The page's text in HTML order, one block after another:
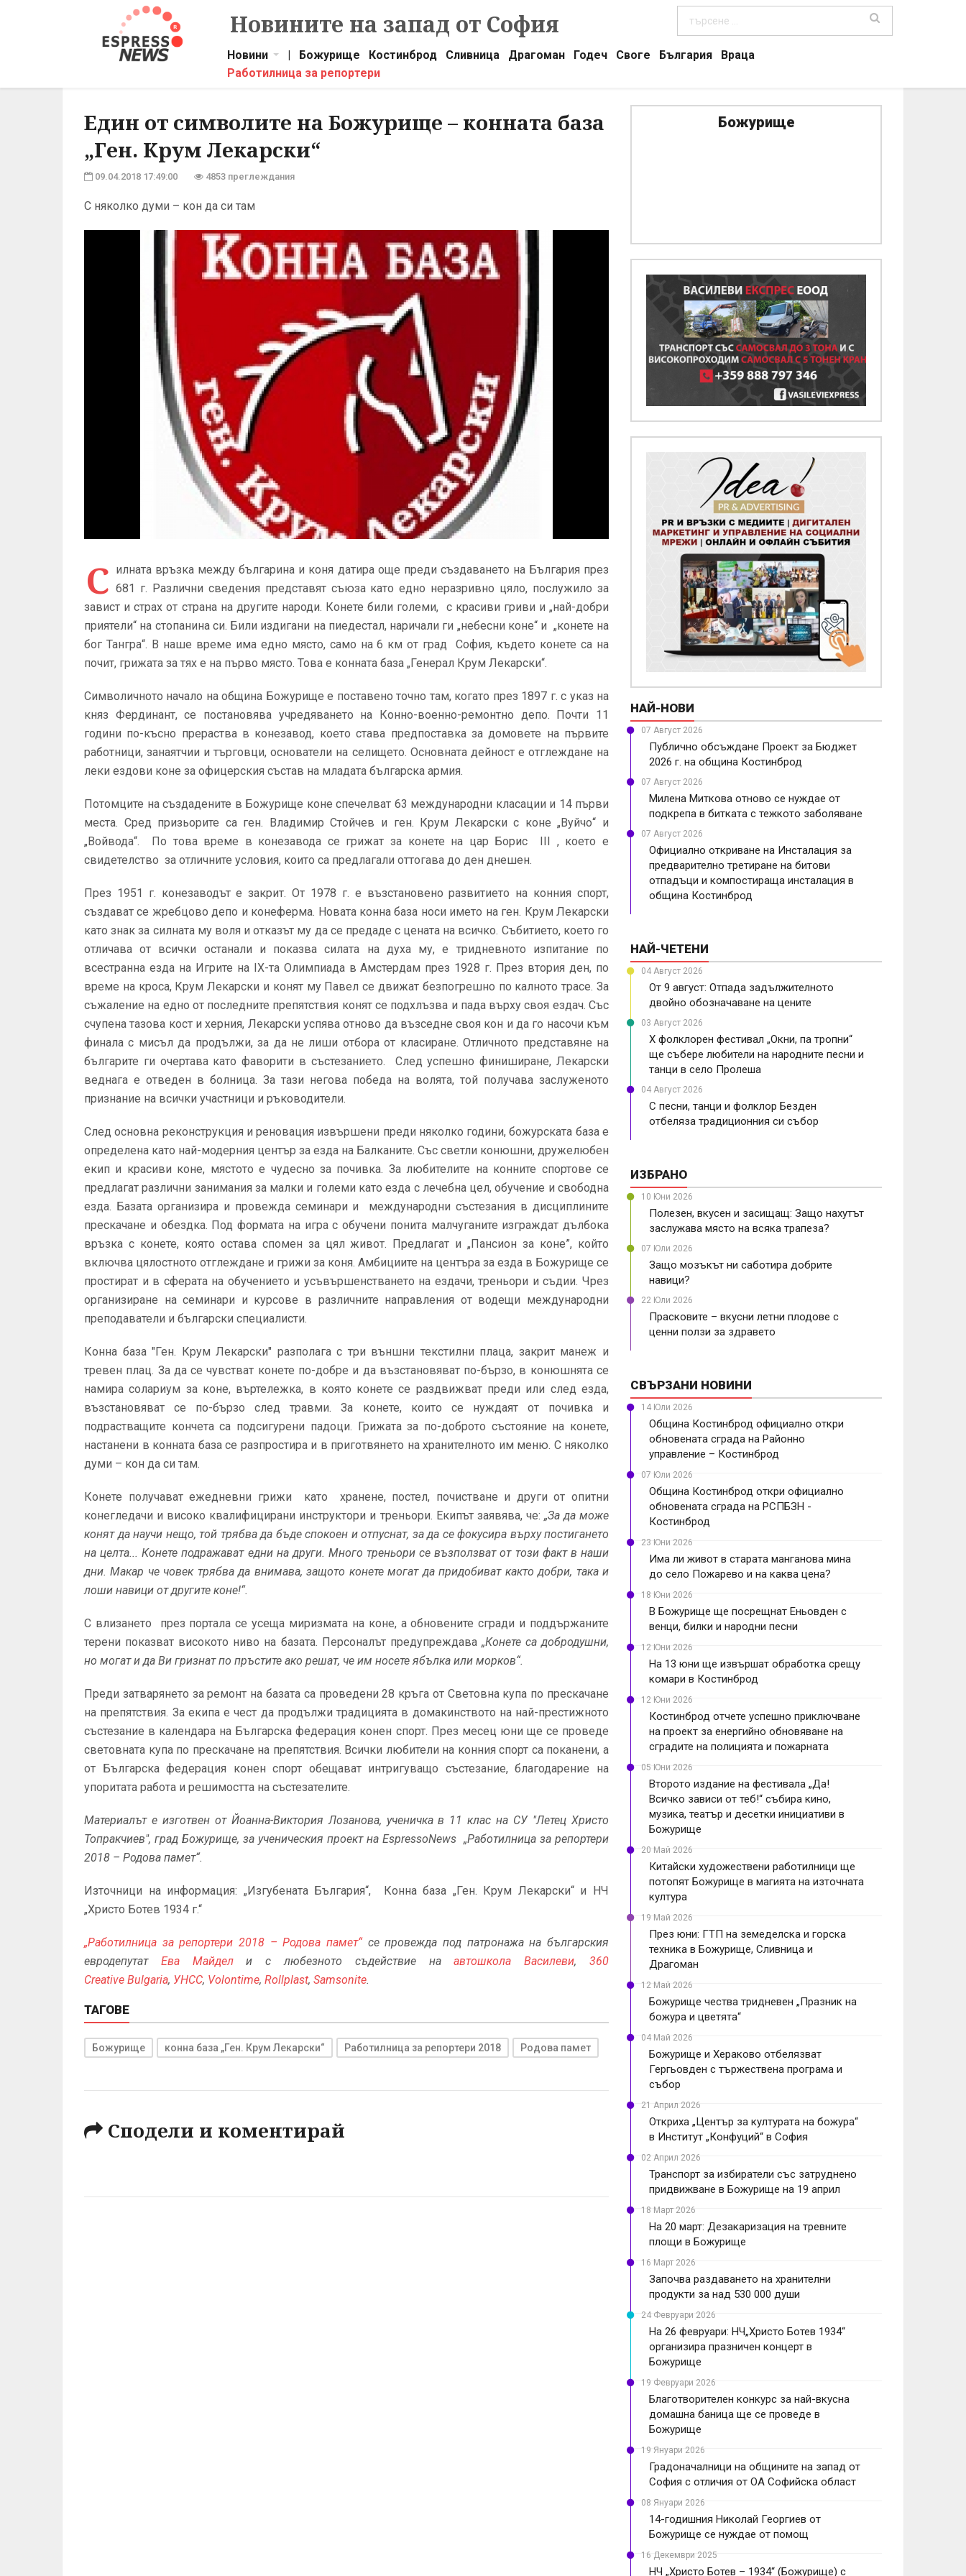
Новините на запад от София
Новини | Божурище Костинброд Сливница Драгоман Годеч Своге България
Враца
Работилница за репортери
Един от символите на Божурище – конната база
„Ген. Крум Лекарски“
09.04.2018 17:49:00 4853 преглеждания
С няколко думи – кон да си там
С илната връзка между българина и коня датира още преди създаването на България през
681 г. Различни сведения представят съюза като едно неразривно цяло, послужило за
завист и страх от страна на другите народи. Конете били големи, с красиви гриви и „най-добри
приятели“ на стопанина си. Били издигани на пиедестал, наричали ги „небесни коне“ и „конете на
бог Тангра“. В наше време има едно място, само на 6 км от град София, където конете са на
почит, грижата за тях е на първо място. Това е конната база „Генерал Крум Лекарски“.
Символичното начало на община Божурище е поставено точно там, когато през 1897 г. с указ на
княз Фердинант, се постановява учредяването на Конно-военно-ремонтно депо. Почти 11
години по-късно прераства в конезавод, което става предпоставка за домовете на първите
работници, занаятчии и търговци, основатели на селището. Основната дейност е отглеждане на
леки ездови коне за офицерския състав на младата българска армия.
Потомците на създадените в Божурище коне спечелват 63 международни класации и 14 първи
места. Сред призьорите са ген. Владимир Стойчев и ген. Крум Лекарски с коне „Вуйчо“ и
„Войвода“. По това време в конезавода се грижат за конете на цар Борис III , което е
свидетелство за отличните условия, които са предлагали оттогава до ден днешен.
През 1951 г. конезаводът е закрит. От 1978 г. е възстановено развитието на конния спорт,
създават се жребцово депо и конеферма. Новата конна база носи името на ген. Крум Лекарски
като знак за силната му воля и отказът му да се предаде с цената на всичко. Събитието, което го
отличава от всички останали и показва силата на духа му, е тридневното изпитание по
всестранна езда на Игрите на IX-та Олимпиада в Амстердам през 1928 г. През втория ден, по
време на кроса, Крум Лекарски и конят му Павел се движат безпогрешно по калното трасе. За
съжаление на едно от последните препятствия конят се подхлъзва и пада върху своя ездач. Със
счупена тазова кост и херния, Лекарски успява отново да възседне своя кон и да го насочи към
финала с мисъл да продължи, за да не лиши отбора от класиране. Отличното представяне на
българите ги очертава като фаворити в състезанието. След успешно финиширане, Лекарски
веднага е отведен в болница. За тази негова победа на волята, той получава заслуженото
признание на всички участници и ръководители.
След основна реконструкция и реновация извършени преди няколко години, божурската база е
определена като най-модерния център за езда на Балканите. Със светли конюшни, дружелюбен
екип и красиви коне, мястото е чудесно за почивка. За любителите на конните спортове се
предлагат различни занимания за малки и големи като езда с лечебна цел, обучение и свободна
езда. Базата организира и провежда семинари и международни състезания в дисциплините
прескачане и обездка. Под формата на игра с обучени понита малчуганите изграждат дълбока
връзка с конете, която остава спомен за цял живот. Предлагат и „Пансион за коне”, който
включва цялостното отглеждане и грижи за коня. Амбициите на центъра за езда в Божурище се
простират и в сферата на обучението и усъвършенстването на ездачи, треньори и съдии. Чрез
организиране на семинари и курсове в различните направления от водещи международни
преподаватели и български специалисти.
Конна база "Ген. Крум Лекарски" разполага с три външни текстилни плаца, закрит манеж и
тревен плац. За да се чувстват конете по-добре и да възстановяват по-бързо, в конюшнята се
намира солариум за коне, въртележка, в която конете се раздвижват преди или след езда,
възстановяват се по-бързо след травми. За конете, които се нуждаят от почивка и
подрастващите кончета са подсигурени падоци. Грижата за по-доброто състояние на конете,
настанени в конната база се разпростира и в приготвянето на хранителното им меню. С няколко
думи – кон да си там.
Конете получават ежедневни грижи като хранене, постел, почистване и други от опитни
конегледачи и високо квалифицирани инструктори и треньори. Екипът заявява, че: „За да може
конят да научи нещо, той трябва да бъде спокоен и отпуснат, за да се фокусира върху постигането
на целта... Конете подражават едни на други. Много треньори се възползват от този факт в наши
дни. Макар че човек трябва да внимава, защото конете могат да придобиват както добри, така и
лоши навици от другите конe!“.
С влизането през портала се усеща миризмата на коне, а обновените сгради и поддържаните
терени показват високото ниво на базата. Персоналът предупреждава „Конете са добродушни,
но могат и да Ви гризнат по пръстите ако решат, че им носете ябълка или морков“.
Преди затварянето за ремонт на базата са проведени 28 кръга от Световна купа по прескачане
на препятствия. За екипа е чест да продължи традицията в домакинството на най-престижното
състезание в календара на Българска федерация конен спорт. През месец юни ще се проведе
световната купа по прескачане на препятствия. Всички любители на конния спорт са поканени, а
от Българска федерация конен спорт обещават интригуващо състезание, благодарение на
упоритата работа и решимостта на състезателите.
Материалът е изготвен от Йоанна-Виктория Лозанова, ученичкaв 11 клас на СУ "Летец Христо
Топракчиев", град Божурище, за ученическия проект на EspressoNews „Работилница за репортери
2018 – Родова памет“.
Източници на информация: „Изгубената България“, Конна база „Ген. Крум Лекарски“ и НЧ
„Христо Ботев 1934 г.“
„Работилница за репортери 2018 – Родова памет“ се провежда под патронажа на българския
евродепутатЕва Майдели с любезното съдействие наавтошкола Василеви,360
Creative Bulgaria, УНСС, Volontime, Rollplast, Samsonite.
ТАГОВЕ
Божурище конна база „Ген. Крум Лекарски“ Работилница за репортери 2018 Родова памет
Сподели и коментирай
Божурище
НАЙ-НОВИ
07 Август 2026
Публично обсъждане Проект за Бюджет
2026 г. на община Костинброд
07 Август 2026
Милена Миткова отново се нуждае от
подкрепа в битката с тежкото заболяване
07 Август 2026
Официално откриване на Инсталация за
предварително третиране на битови
отпадъци и компостираща инсталация в
община Костинброд
НАЙ-ЧЕТЕНИ
04 Август 2026
От 9 август: Отпада задължителното
двойно обозначаване на цените
03 Август 2026
X фолклорен фестивал „Окни, па тропни“
ще събере любители на народните песни и
танци в село Пролеша
04 Август 2026
С песни, танци и фолклор Безден
отбеляза традиционния си събор
ИЗБРАНО
10 Юни 2026
Полезен, вкусен и засищащ: Защо нахутът
заслужава място на всяка трапеза?
07 Юли 2026
Защо мозъкът ни саботира добрите
навици?
22 Юли 2026
Прасковите – вкусни летни плодове с
ценни ползи за здравето
СВЪРЗАНИ НОВИНИ
14 Юли 2026
Община Костинброд официално откри
обновената сграда на Районно
управление – Костинброд
07 Юли 2026
Община Костинброд откри официално
обновената сграда на РСПБЗН -
Костинброд
23 Юни 2026
Има ли живот в старата манганова мина
до село Пожарево и на каква цена?
18 Юни 2026
В Божурище ще посрещнат Еньовден с
венци, билки и народни песни
12 Юни 2026
На 13 юни ще извършат обработка срещу
комари в Костинброд
12 Юни 2026
Костинброд отчете успешно приключване
на проект за енергийно обновяване на
сградите на полицията и пожарната
05 Юни 2026
Второто издание на фестивала „Да!
Всичко зависи от теб!“ събира кино,
музика, театър и десетки инициативи в
Божурище
20 Май 2026
Китайски художествени работилници ще
потопят Божурище в магията на източната
култура
19 Май 2026
През юни: ГТП на земеделска и горска
техника в Божурище, Сливница и
Драгоман
12 Май 2026
Божурище чества тридневен „Празник на
божура и цветята“
04 Май 2026
Божурище и Хераково отбелязват
Гергьовден с тържествена програма и
събор
21 Април 2026
Откриха „Център за културата на божура“
в Институт „Конфуций“ в София
02 Април 2026
Транспорт за избиратели със затруднено
придвижване в Божурище на 19 април
18 Март 2026
На 20 март: Дезакаризация на тревните
площи в Божурище
16 Март 2026
Започва раздаването на хранителни
продукти за над 530 000 души
24 Февруари 2026
На 26 февруари: НЧ„Христо Ботев 1934“
организира празничен концерт в
Божурище
19 Февруари 2026
Благотворителен конкурс за най-вкусна
домашна баница ще се проведе в
Божурище
19 Януари 2026
Градоначалници на общините на запад от
София с отличия от ОА Софийска област
08 Януари 2026
14-годишния Николай Георгиев от
Божурище се нуждае от помощ
16 Декември 2025
НЧ „Христо Ботев – 1934“ (Божурище) с